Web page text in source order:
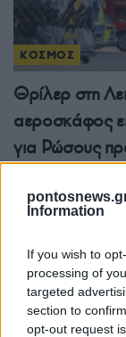
Information
If you wish to
processing of
targeted
section to
opt-out request
ΚΟΣΜΟΣ
Θρίλερ στη
αεροσκάφος
για Ρώσους